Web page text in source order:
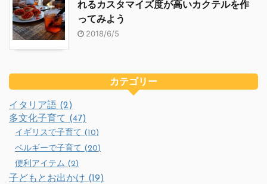
れるカスタマイズ度が高いカクテルを作
ってみよう
2018/6/5
カテゴリー
イタリア語 (2)
多文化子育て (47)
イギリスで子育て (10)
ベルギーで子育て (20)
便利アイテム (2)
子どもとお出かけ (19)